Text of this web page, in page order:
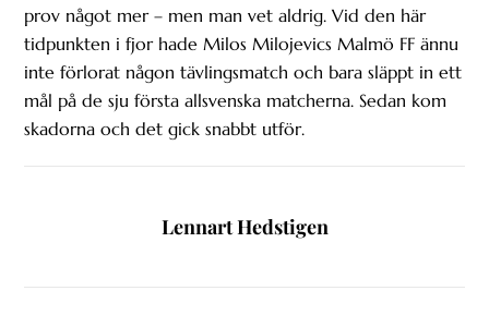
prov något mer – men man vet aldrig. Vid den här
tidpunkten i fjor hade Milos Milojevics Malmö FF ännu
inte förlorat någon tävlingsmatch och bara släppt in ett
mål på de sju första allsvenska matcherna. Sedan kom
skadorna och det gick snabbt utför.
Lennart Hedstigen